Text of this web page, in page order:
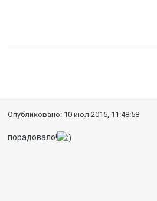
Опубликовано: 10 июл 2015, 11:48:58
порадовало!